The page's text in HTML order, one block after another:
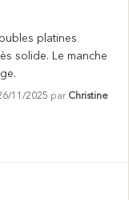
platines
solide. Le manche
11/2025 par Christine